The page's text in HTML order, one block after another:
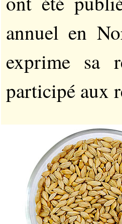
annuel en
exprime sa
participé aux